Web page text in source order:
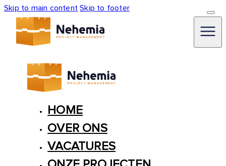
Skip to main content Skip to footer
HOME
OVER ONS
VACATURES